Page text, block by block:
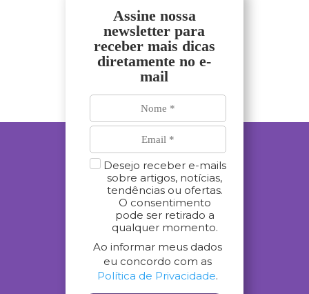
Assine nossa
newsletter para
receber mais dicas
diretamente no e-
mail
Desejo receber e-mails
sobre artigos, notícias,
tendências ou ofertas.
O consentimento
pode ser retirado a
qualquer momento.
Ao informar meus dados
eu concordo com as
Política de Privacidade.